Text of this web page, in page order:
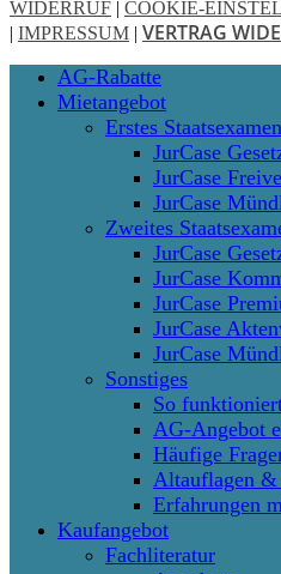
WIDERRUF | COOKIE-
| IMPRESSUM | VERTRAG
Close
AG-Rabatte
Mietangebot
Erstes Staatsexamen
JurCase
JurCase
JurCase
Zweites
JurCase
JurCase
JurCase
JurCase
JurCase
Sonstiges
So
AG-Angebot
Häufige
Altauflagen &
Erfahrungen
Kaufangebot
Fachliteratur